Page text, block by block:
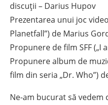
discuții – Darius Hupov
Prezentarea unui joc
Planetfall”) de Marius
Propunere de film SFF („I
Propunere album de
film din seria „Dr. Who”)
Ne-am bucurat să vedem